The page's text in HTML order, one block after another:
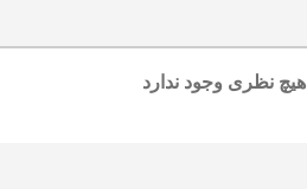
هیچ نظری وجود ندارد